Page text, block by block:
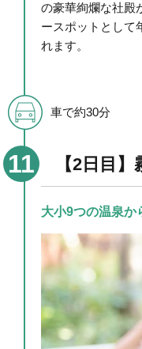
の豪華絢爛な社殿
ースポットとして
れます。
車で約30分
【2日目
大小9つの温泉か